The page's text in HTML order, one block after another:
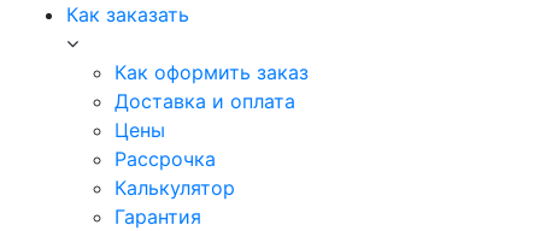
Как заказать
Как оформить заказ
Доставка и оплата
Цены
Рассрочка
Калькулятор
Гарантия